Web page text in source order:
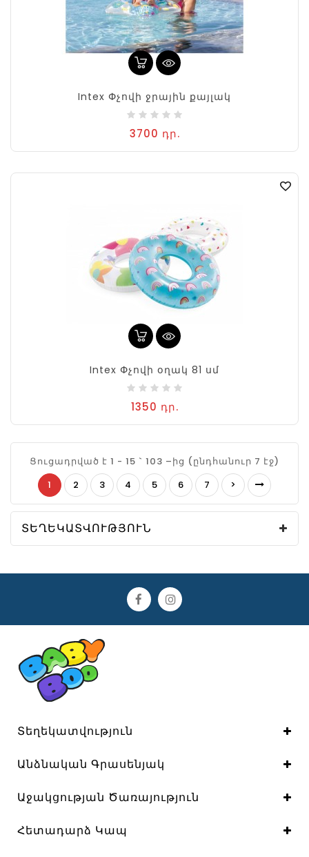
Intex Փչովի ջրային քայլակ
3700 դր.
Intex Փչովի օղակ 81 սմ
1350 դր.
Ցուցադրված է 1 - 15 ` 103 –ից (ընդհանուր 7 էջ)
1
2 3 4 5 6 7 >
ՏԵՂԵԿԱՏՎՈՒԹՅՈՒՆ
Տեղեկատվություն
Անձնական Գրասենյակ
Աջակցության Ծառայություն
Հետադարձ Կապ